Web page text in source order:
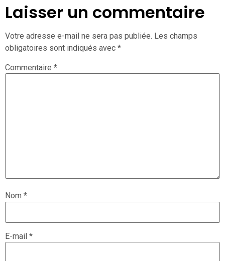
Laisser un commentaire
Votre adresse e-mail ne sera pas publiée. Les champs
obligatoires sont indiqués avec *
Commentaire *
Nom *
E-mail *